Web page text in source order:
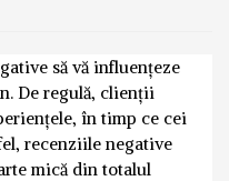
să vă influențeze
De regulă, clienții
în timp ce cei
recenziile negative
mică din totalul